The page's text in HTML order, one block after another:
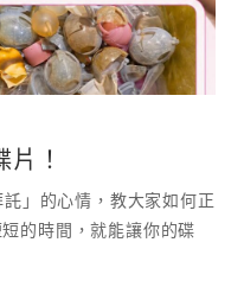
！
」的心情，教大家如何正
的時間，就能讓你的碟